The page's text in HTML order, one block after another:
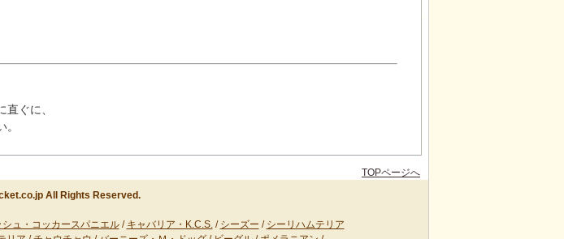
ぐに、
TOPページへ
All Rights Reserved.
シュ・コッカースパニエル/ キャバリア・K.C.S./ シーズー / シーリハムテリア